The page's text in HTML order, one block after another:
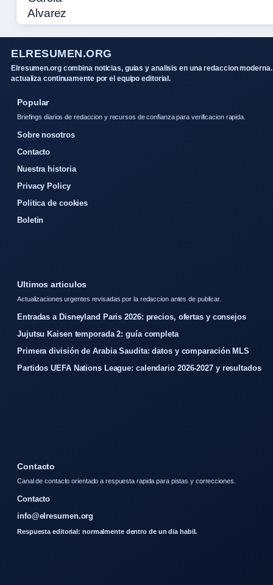
ELRESUMEN.ORG
Elresumen.org combina noticias, guias y analisis en una redaccion moderna.
actualiza continuamente por el equipo editorial.
Popular
Briefings diarios de redaccion y recursos de confianza para verificacion rapida.
Sobre nosotros
Contacto
Nuestra historia
Privacy Policy
Politica de cookies
Boletin
Ultimos articulos
Actualizaciones urgentes revisadas por la redaccion antes de publicar.
Entradas a Disneyland Paris 2026: precios, ofertas y consejos
Jujutsu Kaisen temporada 2: guía completa
Primera división de Arabia Saudita: datos y comparación MLS
Partidos UEFA Nations League: calendario 2026-2027 y resultados
Contacto
Canal de contacto orientado a respuesta rapida para pistas y correcciones.
Contacto
info@elresumen.org
Respuesta editorial: normalmente dentro de un dia habil.